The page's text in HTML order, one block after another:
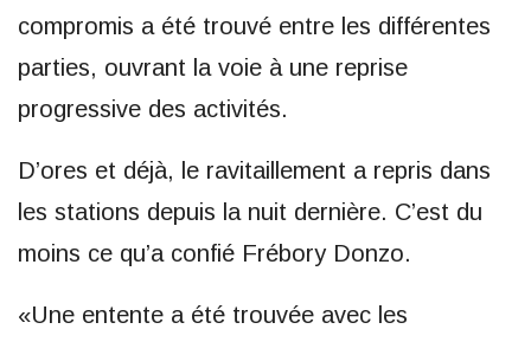
compromis a été trouvé entre les différentes
parties, ouvrant la voie à une reprise
progressive des activités.
D’ores et déjà, le ravitaillement a repris dans
les stations depuis la nuit dernière. C’est du
moins ce qu’a confié Frébory Donzo.
«Une entente a été trouvée avec les